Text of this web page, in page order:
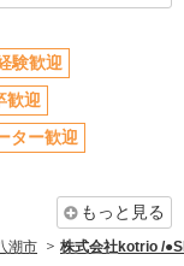
得実績あり
験歓迎
歓迎
ター歓迎
もっと見る
潮市 株式会社kotrio /